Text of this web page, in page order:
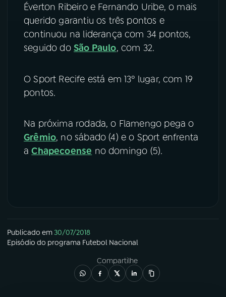
Éverton Ribeiro e Fernando Uribe, o mais
querido garantiu os três pontos e
continuou na liderança com 34 pontos,
seguido do São Paulo, com 32.
O Sport Recife está em 13º lugar, com 19
pontos.
Na próxima rodada, o Flamengo pega o
Grêmio, no sábado (4) e o Sport enfrenta
aChapecoense no domingo (5).
Publicado em30/07/2018
Episódio do programa Futebol Nacional
Compartilhe